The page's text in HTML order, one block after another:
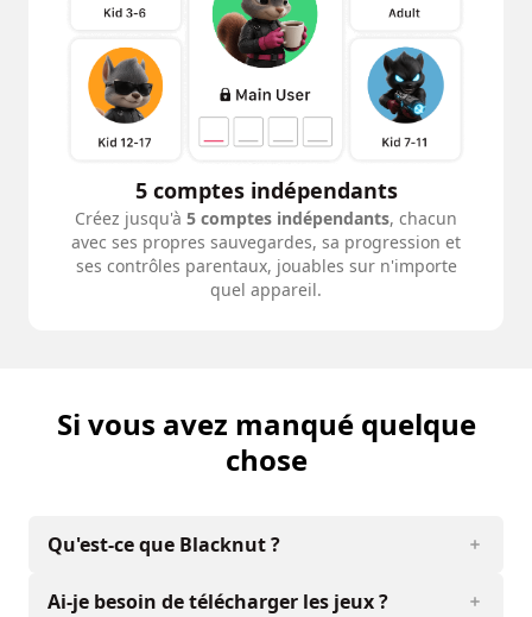
5 comptes indépendants
Créez jusqu'à 5 comptes indépendants, chacun
avec ses propres sauvegardes, sa progression et
ses contrôles parentaux, jouables sur n'importe
quel appareil.
Si vous avez manqué quelque
chose
Qu'est-ce que Blacknut ?
Ai-je besoin de télécharger les jeux ?